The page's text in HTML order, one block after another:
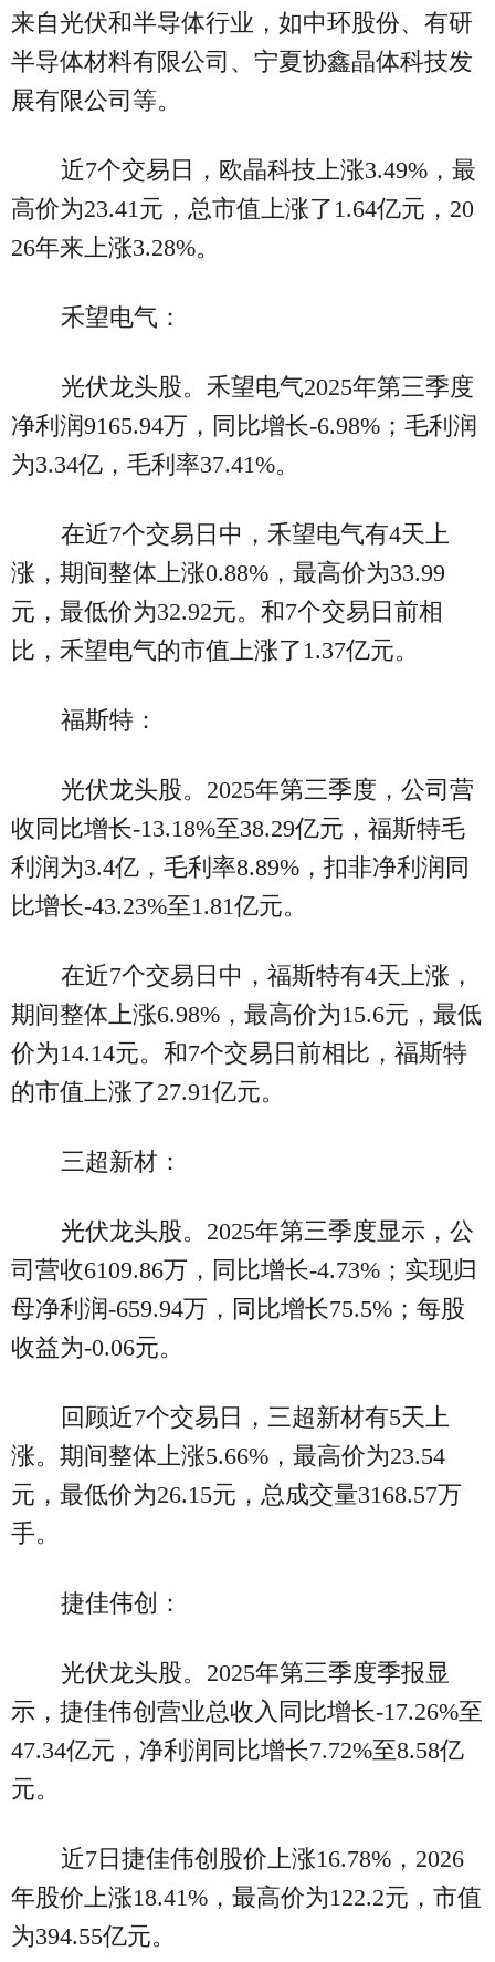
来自光伏和半导体行业，如中环股份、有研
半导体材料有限公司、宁夏协鑫晶体科技发
展有限公司等。
近7个交易日，欧晶科技上涨3.49%，最
高价为23.41元，总市值上涨了1.64亿元，20
26年来上涨3.28%。
禾望电气：
光伏龙头股。禾望电气2025年第三季度
净利润9165.94万，同比增长-6.98%；毛利润
为3.34亿，毛利率37.41%。
在近7个交易日中，禾望电气有4天上
涨，期间整体上涨0.88%，最高价为33.99
元，最低价为32.92元。和7个交易日前相
比，禾望电气的市值上涨了1.37亿元。
福斯特：
光伏龙头股。2025年第三季度，公司营
收同比增长-13.18%至38.29亿元，福斯特毛
利润为3.4亿，毛利率8.89%，扣非净利润同
比增长-43.23%至1.81亿元。
在近7个交易日中，福斯特有4天上涨，
期间整体上涨6.98%，最高价为15.6元，最低
价为14.14元。和7个交易日前相比，福斯特
的市值上涨了27.91亿元。
三超新材：
光伏龙头股。2025年第三季度显示，公
司营收6109.86万，同比增长-4.73%；实现归
母净利润-659.94万，同比增长75.5%；每股
收益为-0.06元。
回顾近7个交易日，三超新材有5天上
涨。期间整体上涨5.66%，最高价为23.54
元，最低价为26.15元，总成交量3168.57万
手。
捷佳伟创：
光伏龙头股。2025年第三季度季报显
示，捷佳伟创营业总收入同比增长-17.26%至
47.34亿元，净利润同比增长7.72%至8.58亿
元。
近7日捷佳伟创股价上涨16.78%，2026
年股价上涨18.41%，最高价为122.2元，市值
为394.55亿元。